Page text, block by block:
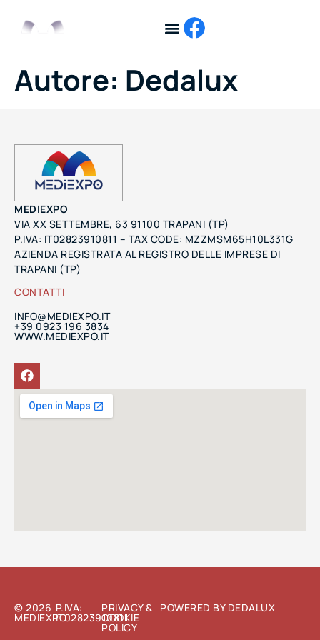
Autore: Dedalux
MEDIEXPO
VIA XX SETTEMBRE, 63 91100 TRAPANI (TP)
P.IVA: IT02823910811 – TAX CODE: MZZMSM65H10L331G
AZIENDA REGISTRATA AL REGISTRO DELLE IMPRESE DI
TRAPANI (TP)
CONTATTI
INFO@MEDIEXPO.IT
+39 0923 196 3834
WWW.MEDIEXPO.IT
© 2026
MEDIEXPO
P.IVA:
IT02823910811
PRIVACY &
COOKIE
POLICY
POWERED BY DEDALUX